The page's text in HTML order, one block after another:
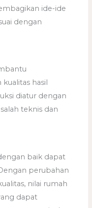
ide-ide
dengan
hasil
diatur dengan
teknis dan
baik dapat
perubahan
nilai rumah
dapat